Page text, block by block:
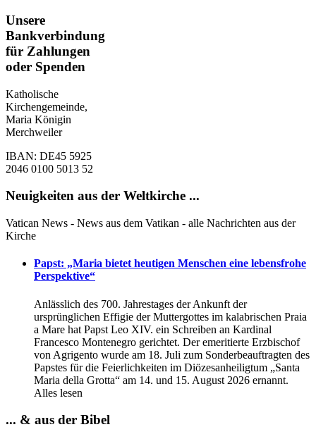
Unsere
Bankverbindung
für Zahlungen
oder Spenden
Katholische
Kirchengemeinde,
Maria Königin
Merchweiler
IBAN: DE45 5925
2046 0100 5013 52
Neuigkeiten aus der Weltkirche ...
Vatican News - News aus dem Vatikan - alle Nachrichten aus der
Kirche
Papst: „Maria bietet heutigen Menschen eine lebensfrohe
Perspektive“
Anlässlich des 700. Jahrestages der Ankunft der
ursprünglichen Effigie der Muttergottes im kаlabrischen Praia
a Mare hat Papst Leo XIV. ein Schreiben an Kardinal
Francesco Montenegro gerichtet. Der emeritierte Erzbischof
von Agrigento wurde am 18. Juli zum Sonderbeauftragten des
Papstes für die Feierlichkeiten im Diözesanheiligtum „Santa
Maria della Grotta“ am 14. und 15. August 2026 ernannt.
Alles lesen
... & aus der Bibel